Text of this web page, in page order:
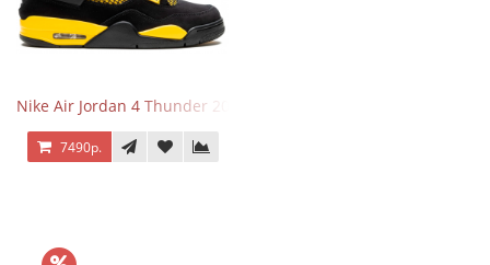
Nike Air Jordan 4 Thunder 2023
7490р.